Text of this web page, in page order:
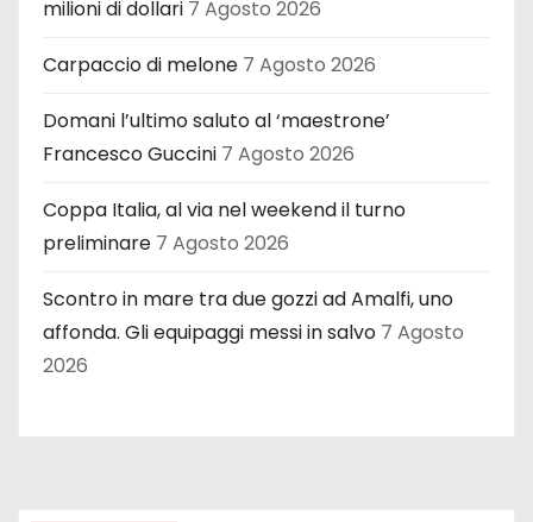
milioni di dollari 7 Agosto 2026
Carpaccio di melone 7 Agosto 2026
Domani l’ultimo saluto al ‘maestrone’
Francesco Guccini 7 Agosto 2026
Coppa Italia, al via nel weekend il turno
preliminare 7 Agosto 2026
Scontro in mare tra due gozzi ad Amalfi, uno
affonda. Gli equipaggi messi in salvo 7 Agosto
2026